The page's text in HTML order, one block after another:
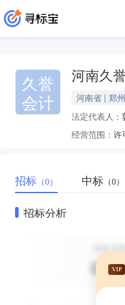
久誉
会计
河南久
河南省 | 郑
法定代表人：
经营范围：
招标 （0） 中标 （0）
招标分析
VIP